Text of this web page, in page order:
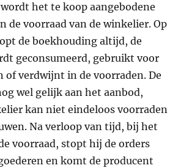
het te koop aangebodene
de voorraad van de winkelier. Op
de boekhouding altijd, de
geconsumeerd, gebruikt voor
of verdwijnt in de voorraden. De
wel gelijk aan het aanbod,
kan niet eindeloos voorraden
Na verloop van tijd, bij het
voorraad, stopt hij de orders
en komt de producent